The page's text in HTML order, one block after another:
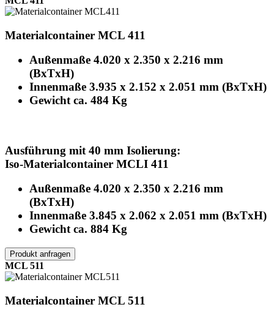
Materialcontainer MCL 411
Außenmaße 4.020 x 2.350 x 2.216 mm
(BxTxH)
Innenmaße 3.935 x 2.152 x 2.051 mm (BxTxH)
Gewicht ca. 484 Kg
Ausführung mit 40 mm Isolierung:
Iso-Materialcontainer MCLI 411
Außenmaße 4.020 x 2.350 x 2.216 mm
(BxTxH)
Innenmaße 3.845 x 2.062 x 2.051 mm (BxTxH)
Gewicht ca. 884 Kg
Produkt anfragen
MCL 511
Materialcontainer MCL 511